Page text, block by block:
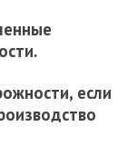
если